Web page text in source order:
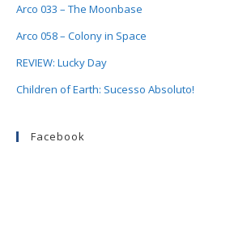
Arco 033 – The Moonbase
Arco 058 – Colony in Space
REVIEW: Lucky Day
Children of Earth: Sucesso Absoluto!
Facebook